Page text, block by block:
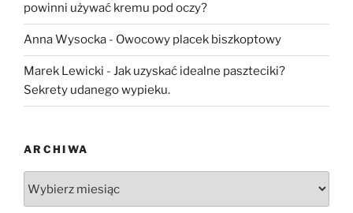
powinni używać kremu pod oczy?
Anna Wysocka - Owocowy placek biszkoptowy
Marek Lewicki - Jak uzyskać idealne paszteciki?
Sekrety udanego wypieku.
ARCHIWA